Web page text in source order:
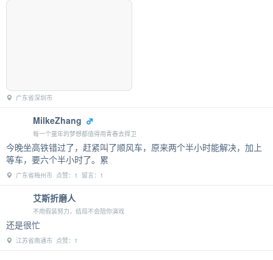
广东省深圳市
MilkeZhang
每一个童年的梦想都值得用青春去捍卫
今晚坐高铁错过了，赶紧叫了顺风车，原来两个半小时能解决，加上
等车，要六个半小时了。累
广东省梅州市 点赞：1 留言：1
艾斯折磨人
不用假装努力，结局不会陪你演戏
还是很忙
江苏省南通市 点赞：1